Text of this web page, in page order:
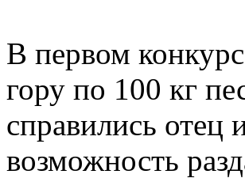
В первом
гору по 100 кг
справились
возможность